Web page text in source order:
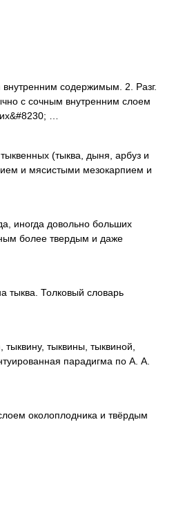
содержимым. 2. Разг.
с сочным внутренним слоем
…
(тыква, дыня, арбуз и
и мясистыми мезокарпием и
иногда довольно больших
более твердым и даже
тыква. Толковый словарь
тыквины, тыквиной,
парадигма по А. А.
околоплодника и твёрдым